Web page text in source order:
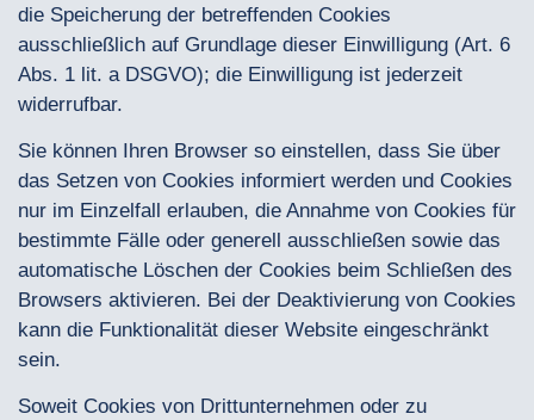
die Speicherung der betreffenden Cookies
ausschließlich auf Grundlage dieser Einwilligung (Art. 6
Abs. 1 lit. a DSGVO); die Einwilligung ist jederzeit
widerrufbar.
Sie können Ihren Browser so einstellen, dass Sie über
das Setzen von Cookies informiert werden und Cookies
nur im Einzelfall erlauben, die Annahme von Cookies für
bestimmte Fälle oder generell ausschließen sowie das
automatische Löschen der Cookies beim Schließen des
Browsers aktivieren. Bei der Deaktivierung von Cookies
kann die Funktionalität dieser Website eingeschränkt
sein.
Soweit Cookies von Drittunternehmen oder zu